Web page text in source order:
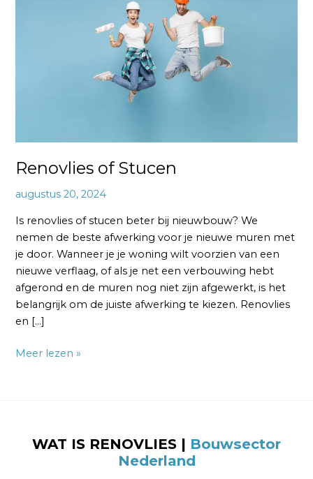
Renovlies of Stucen
augustus 20, 2024
Is renovlies of stucen beter bij nieuwbouw? We
nemen de beste afwerking voor je nieuwe muren met
je door. Wanneer je je woning wilt voorzien van een
nieuwe verflaag, of als je net een verbouwing hebt
afgerond en de muren nog niet zijn afgewerkt, is het
belangrijk om de juiste afwerking te kiezen. Renovlies
en […]
Meer lezen »
WAT IS RENOVLIES | Bouwsector
Nederland